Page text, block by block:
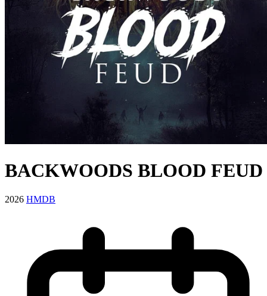
BACKWOODS BLOOD FEUD
2026 HMDB